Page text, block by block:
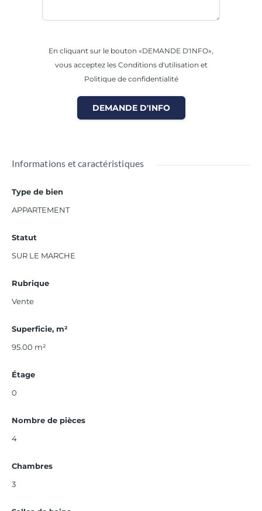
En cliquant sur le bouton «DEMANDE D'INFO»,
vous acceptez les Conditions d'utilisation et
Politique de confidentialité
DEMANDE D'INFO
Informations et caractéristiques
Type de bien
APPARTEMENT
Statut
SUR LE MARCHE
Rubrique
Vente
Superficie, m²
95.00 m²
Étage
0
Nombre de pièces
4
Chambres
3